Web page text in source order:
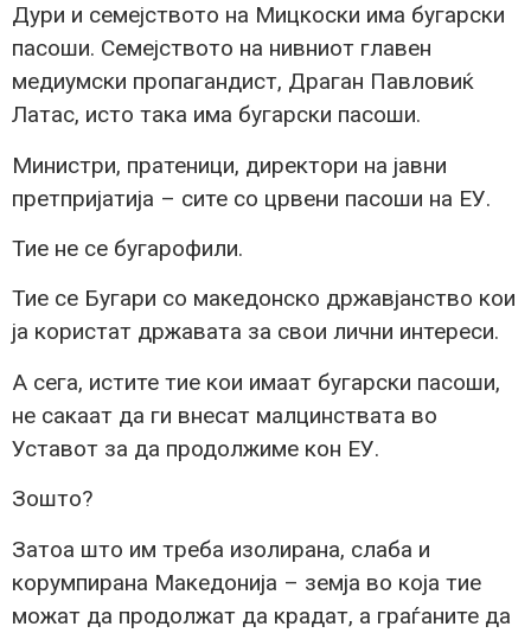
Дури и семејството на Мицкоски има бугарски
пасоши. Семејството на нивниот главен
медиумски пропагандист, Драган Павловиќ
Латас, исто така има бугарски пасоши.
Министри, пратеници, директори на јавни
претпријатија – сите со црвени пасоши на ЕУ.
Тие не се бугарофили.
Тие се Бугари со македонско државјанство кои
ја користат државата за свои лични интереси.
А сега, истите тие кои имаат бугарски пасоши,
не сакаат да ги внесат малцинствата во
Уставот за да продолжиме кон ЕУ.
Зошто?
Затоа што им треба изолирана, слаба и
корумпирана Македонија – земја во која тие
можат да продолжат да крадат, а граѓаните да